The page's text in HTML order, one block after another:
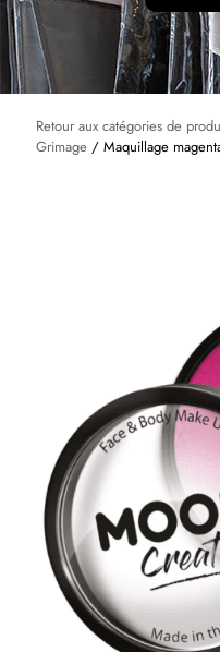
Retour aux catégories de
Grimage / Maquillage